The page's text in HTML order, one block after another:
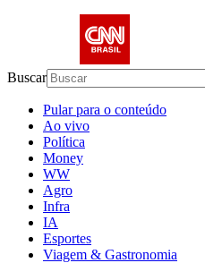
Buscar
Pular para o conteúdo
Ao vivo
Política
Money
WW
Agro
Infra
IA
Esportes
Viagem & Gastronomia